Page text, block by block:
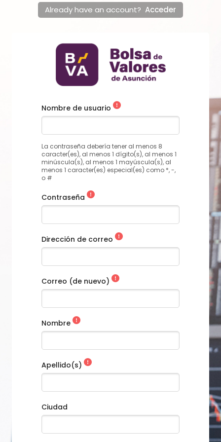
Salta al contenido principal
Already have an account? Acceder
Nombre de usuario
La contraseña debería tener al menos 8
caracter(es), al menos 1 dígito(s), al menos 1
minúscula(s), al menos 1 mayúscula(s), al
menos 1 caracter(es) especial(es) como *, -,
o #
Contraseña
Dirección de correo
Correo (de nuevo)
Nombre
Apellido(s)
Ciudad